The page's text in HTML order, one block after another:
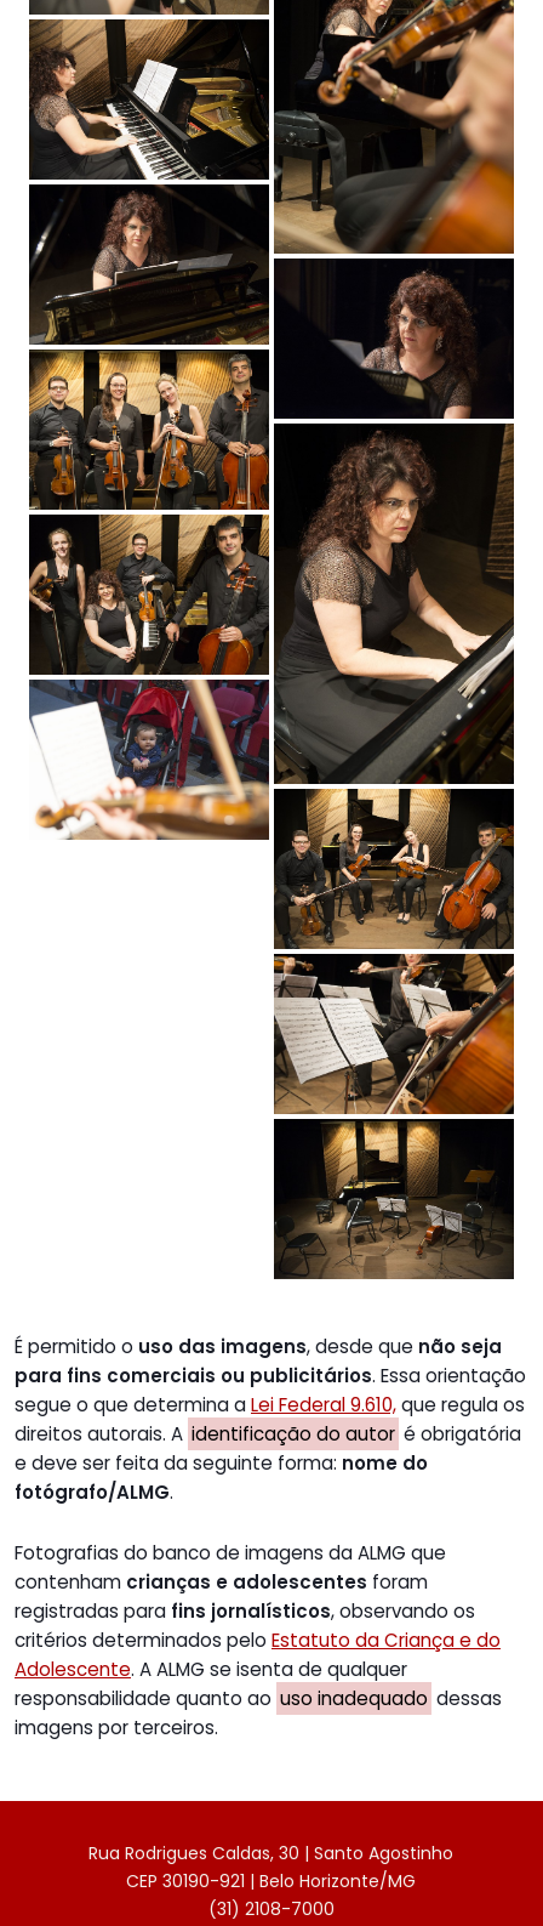
É permitido o uso das imagens, desde que não seja
para fins comerciais ou publicitários. Essa orientação
segue o que determina aLei Federal 9.610,que regula os
direitos autorais. A identificação do autor é obrigatória
e deve ser feita da seguinte forma: nome do
fotógrafo/ALMG.
Fotografias do banco de imagens da ALMG que
contenham crianças e adolescentes foram
registradas para fins jornalísticos, observando os
critérios determinados pelo Estatuto da Criança e do
Adolescente. A ALMG se isenta de qualquer
responsabilidade quanto ao uso inadequado dessas
imagens por terceiros.
Rua Rodrigues Caldas, 30 | Santo Agostinho
CEP 30190-921 | Belo Horizonte/MG
(31) 2108-7000